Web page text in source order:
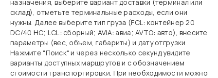
назначения, выберите вариант доставки (терминал или
склад), отметьте терминальные расходы, если они
нужны. Далее выберите тип груза (FCL: контейнер 20
DC/40 HC; LCL: сборный; AVIA: авиа; AVTO: авто), внесите
параметры (вес, объем, габариты) и дату отгрузки.
Нажмите "Поиск" и через несколько секунд увидите
варианты доступных маршрутов и с обозначением
стоимости транспортировки. При необходимости можно